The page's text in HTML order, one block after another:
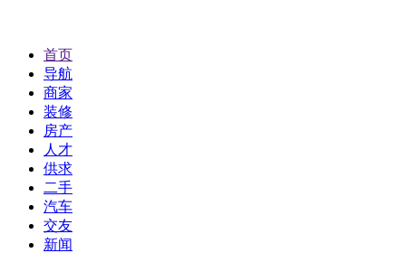
首页
导航
商家
装修
房产
人才
供求
二手
汽车
交友
新闻